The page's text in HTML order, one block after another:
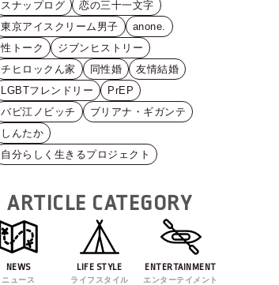
スナップログ
恋の三十一文字
東京アイスクリーム男子
anone.
性トーク
ジブンヒストリー
チヒロックん家
同性婚
友情結婚
LGBTフレンドリー
PrEP
バビ江ノビッチ
ブリアナ・ギガンテ
しんたか
自分らしく生きるプロジェクト
ARTICLE CATEGORY
NEWS
ニュース
LIFE STYLE
ライフスタイル
ENTERTAINMENT
エンターテイメント